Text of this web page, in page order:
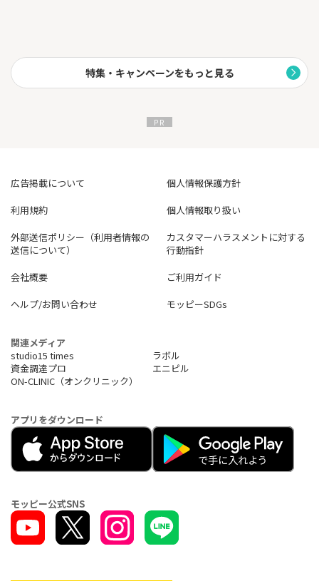
特集・キャンペーンをもっと見る
広告掲載について
個人情報保護方針
利用規約
個人情報取り扱い
外部送信ポリシー（利用者情報の
送信について）
カスタマーハラスメントに対する
行動指針
会社概要
ご利用ガイド
ヘルプ/お問い合わせ
モッピーSDGs
関連メディア
studio15 times
ラボル
資金調達プロ
エニピル
ON-CLINIC（オンクリニック）
アプリをダウンロード
モッピー公式SNS